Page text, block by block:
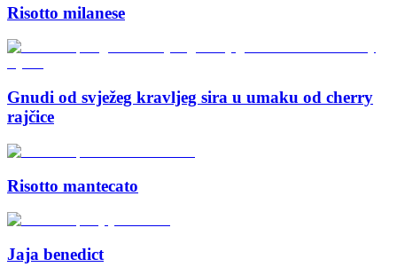
Risotto milanese
Gnudi od svježeg kravljeg sira u umaku od cherry
rajčice
Risotto mantecato
Jaja benedict